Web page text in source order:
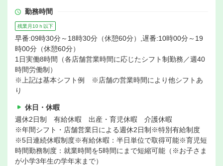
勤務時間
残業月10ｈ以下
早番:09時30分～18時30分（休憩60分）,遅番:10時00分～19
時00分（休憩60分）
1日実働8時間（各店舗営業時間に応じたシフト制勤務／週40
時間労働制）
※上記は基本シフト例 ※店舗の営業時間により他シフトあ
り
休日・休暇
週休2日制 有給休暇 出産・育児休暇 介護休暇
※年間シフト・店舗営業日による週休2日制※特別有給制度
※5日連続休暇制度※有給休暇：半日単位で取得可能※育児短
時間勤務制度：就業時間を5時間にまで短縮可能（※お子さま
が小学3年生の学年末まで）